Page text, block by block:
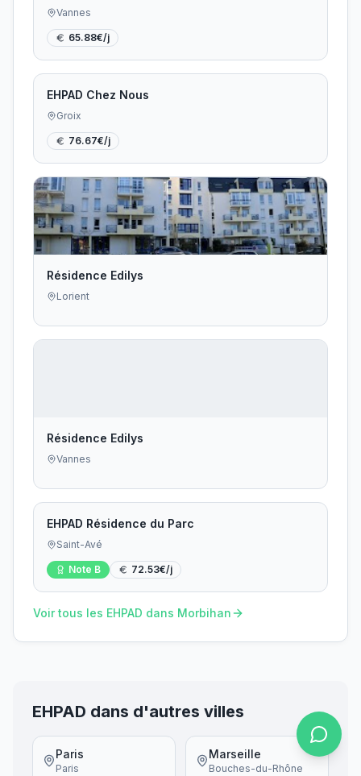
Vannes
65.88€/j
EHPAD Chez Nous
Groix
76.67€/j
Résidence Edilys
Lorient
Résidence Edilys
Vannes
EHPAD Résidence du Parc
Saint-Avé
Note B 72.53€/j
Voir tous les EHPAD dans Morbihan
EHPAD dans d'autres villes
Paris
Paris
Marseille
Bouches-du-Rhône